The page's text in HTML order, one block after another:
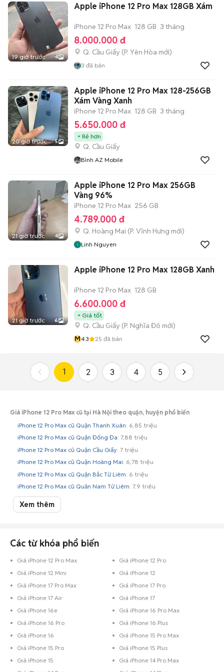
19 giờ trước 4
Apple iPhone 12 Pro Max 128GB Xám
iPhone 12 Pro Max 128 GB 3 tháng
8.000.000 đ
Q. Cầu Giấy (P. Yên Hòa mới)
3 đã bán
20 giờ trước 5
Apple iPhone 12 Pro Max 128-256GB
Xám Vàng Xanh
iPhone 12 Pro Max 128 GB 3 tháng
5.650.000 đ
Rẻ hơn
Q. Cầu Giấy
Bình AZ Mobile
21 giờ trước 4
Apple iPhone 12 Pro Max 256GB
Vàng 96%
iPhone 12 Pro Max 256 GB
4.789.000 đ
Q. Hoàng Mai (P. Vĩnh Hưng mới)
Linh Nguyen
21 giờ trước 6
Apple iPhone 12 Pro Max 128GB Xanh
iPhone 12 Pro Max 128 GB
6.600.000 đ
Giá tốt
Q. Cầu Giấy (P. Nghĩa Đô mới)
M4.3 25 đã bán
1 2 3 4 5
Giá iPhone 12 Pro Max cũ tại Hà Nội theo quận, huyện phổ biến
iPhone 12 Pro Max cũ Quận Thanh Xuân: 6,85 triệu
iPhone 12 Pro Max cũ Quận Đống Đa: 7,88 triệu
iPhone 12 Pro Max cũ Quận Cầu Giấy: 7 triệu
iPhone 12 Pro Max cũ Quận Hoàng Mai: 6,78 triệu
iPhone 12 Pro Max cũ Quận Bắc Từ Liêm: 6 triệu
iPhone 12 Pro Max cũ Quận Nam Từ Liêm: 7,9 triệu
iPhone 12 Pro Max cũ Quận Hà Đông
iPhone 12 Pro Max cũ Quận Ba Đình
Giá iPhone 12 Pro Max cũ tại Hà Nội theo màu sắc cập nhật 07/08/2026
iPhone 12 Pro Max màu xanh dương cũ Hà Nội: 7,33 triệu
iPhone 12 Pro Max màu vàng cũ Hà Nội : 7,25 triệu
iPhone 12 Pro Max màu xám cũ Hà Nội: 6,81 triệu
iPhone 12 Pro Max màu trắng cũ Hà Nội : 7,25 triệu
iPhone 12 Pro Max màu đen cũ Hà Nội : 8,15 triệu
iPhone 12 Pro Max màu bạc cũ Hà Nội : 6,5 triệu
Lưu ý: Mức giá dựa trên các tin đăng tại Chợ Tốt, chỉ mang tính chất tham
Xem thêm
Các từ khóa phổ biến
Giá iPhone 12 Pro Max
Giá iPhone 12 Pro
Giá iPhone 12 Mini
Giá iPhone 12
Giá iPhone 17 Pro Max
Giá iPhone 17 Pro
Giá iPhone 17 Air
Giá iPhone 17
Giá iPhone 16e
Giá iPhone 16 Pro Max
Giá iPhone 16 Pro
Giá iPhone 16 Plus
Giá iPhone 16
Giá iPhone 15 Pro Max
Giá iPhone 15 Pro
Giá iPhone 15 Plus
Giá iPhone 15
Giá iPhone 14 Pro Max